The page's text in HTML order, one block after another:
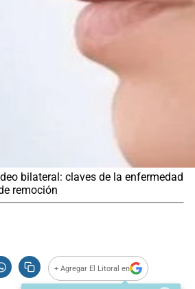
bilateral: claves de la enfermedad
remoción
+ Agregar El Litoral en